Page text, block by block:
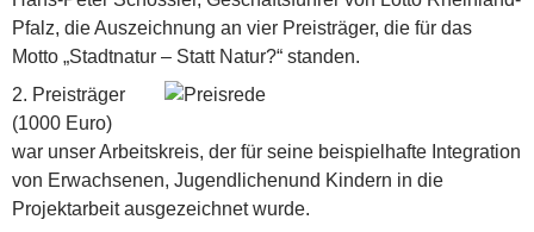
Pfalz, die Auszeichnung an vier Preisträger, die für das
Motto „Stadtnatur – Statt Natur?“ standen.
2. Preisträger
(1000 Euro)
war unser Arbeitskreis, der für seine beispielhafte Integration
von Erwachsenen, Jugendlichenund Kindern in die
Projektarbeit ausgezeichnet wurde.